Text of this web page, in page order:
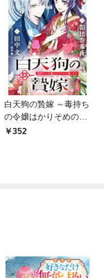
白天狗の贄嫁 ～毒持ち
の令嬢はかりそめの妻
となる～【単話】
352